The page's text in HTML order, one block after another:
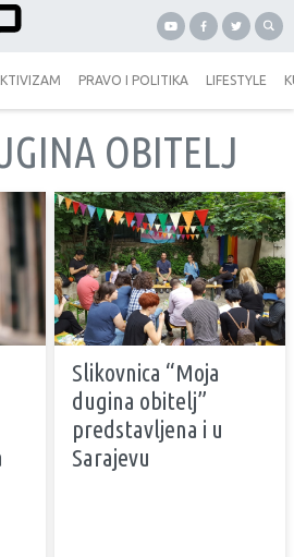
PRAVO I POLITIKA LIFESTYLE
OBITELJ
Slikovnica “Moja
dugina obitelj”
predstavljena i u
Sarajevu